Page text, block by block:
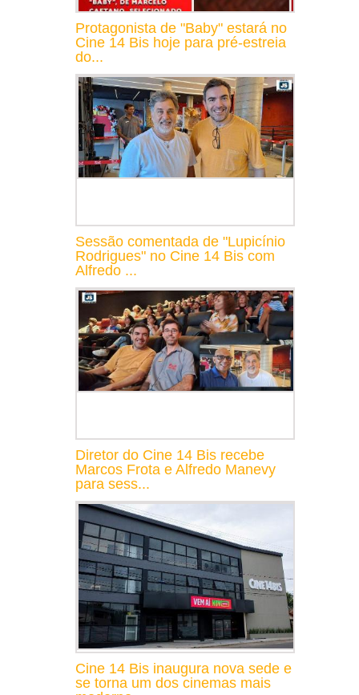
Protagonista de "Baby" estará no
Cine 14 Bis hoje para pré-estreia
do...
Sessão comentada de "Lupicínio
Rodrigues" no Cine 14 Bis com
Alfredo ...
Diretor do Cine 14 Bis recebe
Marcos Frota e Alfredo Manevy
para sess...
Cine 14 Bis inaugura nova sede e
se torna um dos cinemas mais